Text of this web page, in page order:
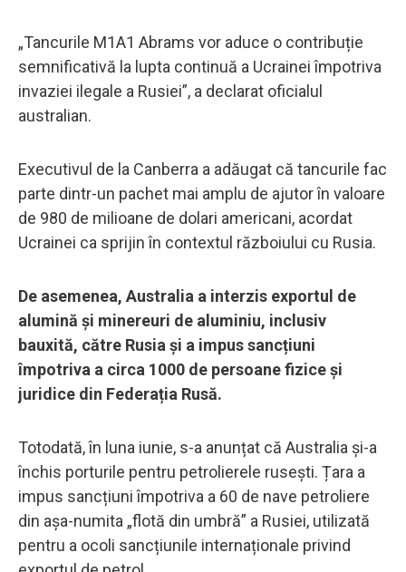
„Tancurile M1A1 Abrams vor aduce o contribuție
semnificativă la lupta continuă a Ucrainei împotriva
invaziei ilegale a Rusiei”, a declarat oficialul
australian.
Executivul de la Canberra a adăugat că tancurile fac
parte dintr-un pachet mai amplu de ajutor în valoare
de 980 de milioane de dolari americani, acordat
Ucrainei ca sprijin în contextul războiului cu Rusia.
De asemenea, Australia a interzis exportul de
alumină și minereuri de aluminiu, inclusiv
bauxită, către Rusia și a impus sancțiuni
împotriva a circa 1000 de persoane fizice și
juridice din Federația Rusă.
Totodată, în luna iunie, s-a anunțat că Australia și-a
închis porturile pentru petrolierele rusești. Țara a
impus sancțiuni împotriva a 60 de nave petroliere
din așa-numita „flotă din umbră” a Rusiei, utilizată
pentru a ocoli sancțiunile internaționale privind